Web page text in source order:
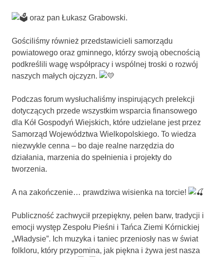
oraz pan Łukasz Grabowski.
Gościliśmy również przedstawicieli samorządu
powiatowego oraz gminnego, którzy swoją obecnością
podkreślili wagę współpracy i wspólnej troski o rozwój
naszych małych ojczyzn.
Podczas forum wysłuchaliśmy inspirujących prelekcji
dotyczących przede wszystkim wsparcia finansowego
dla Kół Gospodyń Wiejskich, które udzielane jest przez
Samorząd Województwa Wielkopolskiego. To wiedza
niezwykle cenna – bo daje realne narzędzia do
działania, marzenia do spełnienia i projekty do
tworzenia.
A na zakończenie… prawdziwa wisienka na torcie!
Publiczność zachwycił przepiękny, pełen barw, tradycji i
emocji występ Zespołu Pieśni i Tańca Ziemi Kórnickiej
„Władysie”. Ich muzyka i taniec przeniosły nas w świat
folkloru, który przypomina, jak piękna i żywa jest nasza